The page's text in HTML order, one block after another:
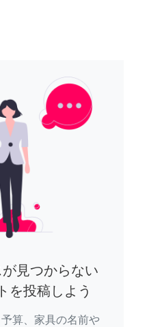
見つからない
を投稿しよう
算、家具の名前や